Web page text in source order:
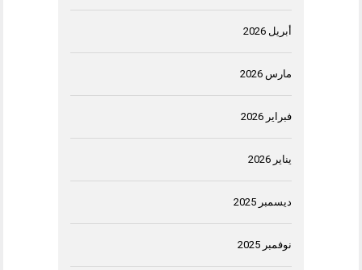
أبريل 2026
مارس 2026
فبراير 2026
يناير 2026
ديسمبر 2025
نوفمبر 2025